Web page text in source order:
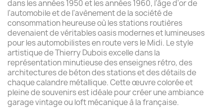
dans les années 1950 et les années 1960, l'âge d'or de
l'automobile et de l'avènement de la société de
consommation heureuse où les stations routières
devenaient de véritables oasis modernes et lumineuses
pour les automobilistes en route vers le Midi. Le style
artistique de Thierry Dubois excelle dans la
représentation minutieuse des enseignes rétro, des
architectures de béton des stations et des détails de
chaque calandre métallique. Cette œuvre colorée et
pleine de souvenirs est idéale pour créer une ambiance
garage vintage ou loft mécanique à la française.